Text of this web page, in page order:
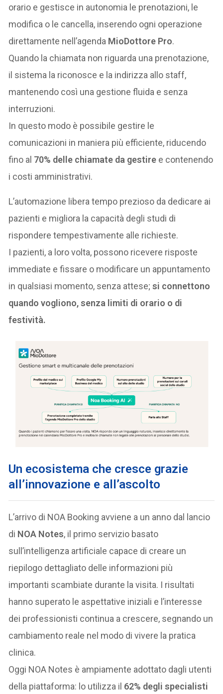
orario e gestisce in autonomia le prenotazioni, le
modifica o le cancella, inserendo ogni operazione
direttamente nell’agenda MioDottore Pro.
Quando la chiamata non riguarda una prenotazione,
il sistema la riconosce e la indirizza allo staff,
mantenendo così una gestione fluida e senza
interruzioni.
In questo modo è possibile gestire le
comunicazioni in maniera più efficiente, riducendo
fino al 70% delle chiamate da gestire e contenendo
i costi amministrativi.
L’automazione libera tempo prezioso da dedicare ai
pazienti e migliora la capacità degli studi di
rispondere tempestivamente alle richieste.
I pazienti, a loro volta, possono ricevere risposte
immediate e fissare o modificare un appuntamento
in qualsiasi momento, senza attese;si connettono
quando vogliono, senza limiti di orario o di
festività.
Un ecosistema che cresce grazie
all’innovazione e all’ascolto
L’arrivo di NOA Booking avviene a un anno dal lancio
di NOA Notes, il primo servizio basato
sull’intelligenza artificiale capace di creare un
riepilogo dettagliato delle informazioni più
importanti scambiate durante la visita. I risultati
hanno superato le aspettative iniziali e l’interesse
dei professionisti continua a crescere, segnando un
cambiamento reale nel modo di vivere la pratica
clinica.
Oggi NOA Notes è ampiamente adottato dagli utenti
della piattaforma: lo utilizza il 62% degli specialisti